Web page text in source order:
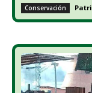
Conservación